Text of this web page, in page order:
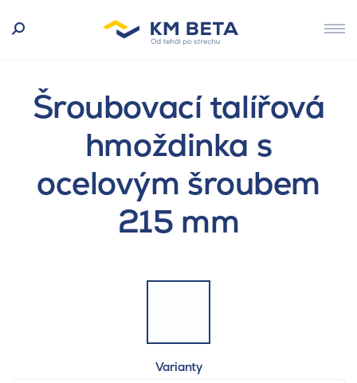
Šroubovací talířová
hmoždinka s
ocelovým šroubem
215 mm
Varianty